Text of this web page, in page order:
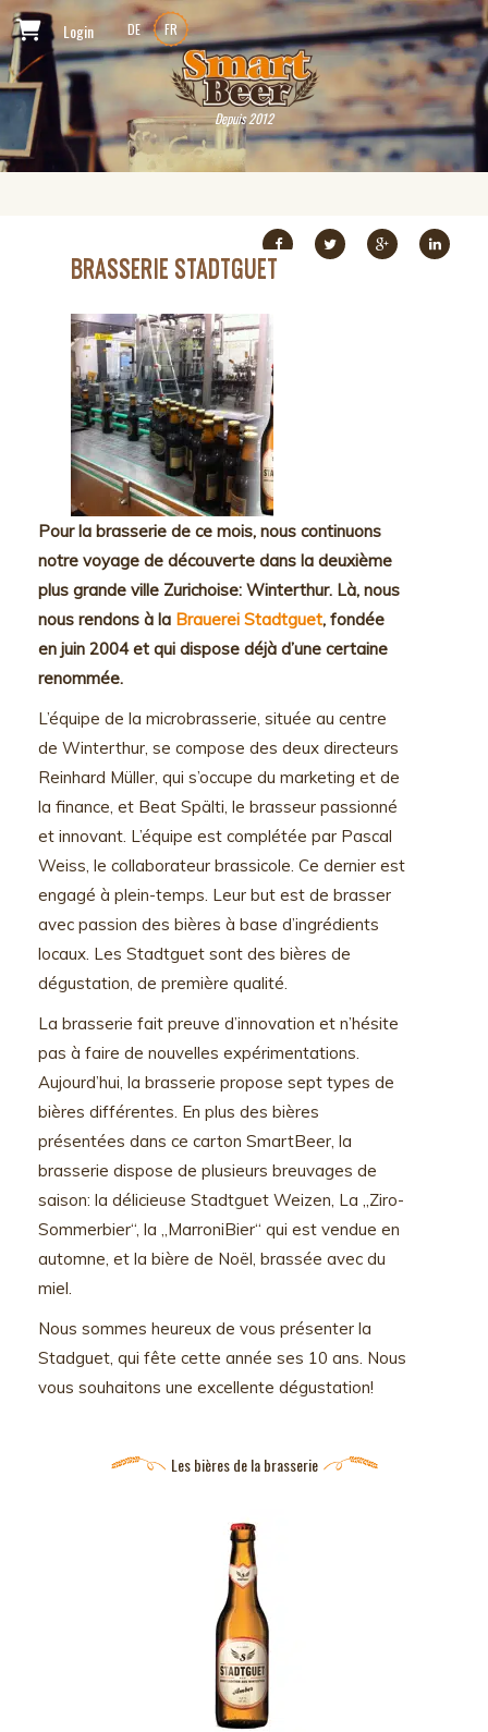
Login DE FR
Depuis 2012
BRASSERIE STADTGUET
Pour la brasserie de ce mois, nous continuons
notre voyage de découverte dans la deuxième
plus grande ville Zurichoise: Winterthur. Là, nous
nous rendons à la Brauerei Stadtguet, fondée
en juin 2004 et qui dispose déjà d’une certaine
renommée.
L’équipe de la microbrasserie, située au centre
de Winterthur, se compose des deux directeurs
Reinhard Müller, qui s’occupe du marketing et de
la finance, et Beat Spälti, le brasseur passionné
et innovant. L’équipe est complétée par Pascal
Weiss, le collaborateur brassicole. Ce dernier est
engagé à plein-temps. Leur but est de brasser
avec passion des bières à base d’ingrédients
locaux. Les Stadtguet sont des bières de
dégustation, de première qualité.
La brasserie fait preuve d’innovation et n’hésite
pas à faire de nouvelles expérimentations.
Aujourd’hui, la brasserie propose sept types de
bières différentes. En plus des bières
présentées dans ce carton SmartBeer, la
brasserie dispose de plusieurs breuvages de
saison: la délicieuse Stadtguet Weizen, La „Ziro-
Sommerbier“, la „MarroniBier“ qui est vendue en
automne, et la bière de Noël, brassée avec du
miel.
Nous sommes heureux de vous présenter la
Stadguet, qui fête cette année ses 10 ans. Nous
vous souhaitons une excellente dégustation!
Les bières de la brasserie